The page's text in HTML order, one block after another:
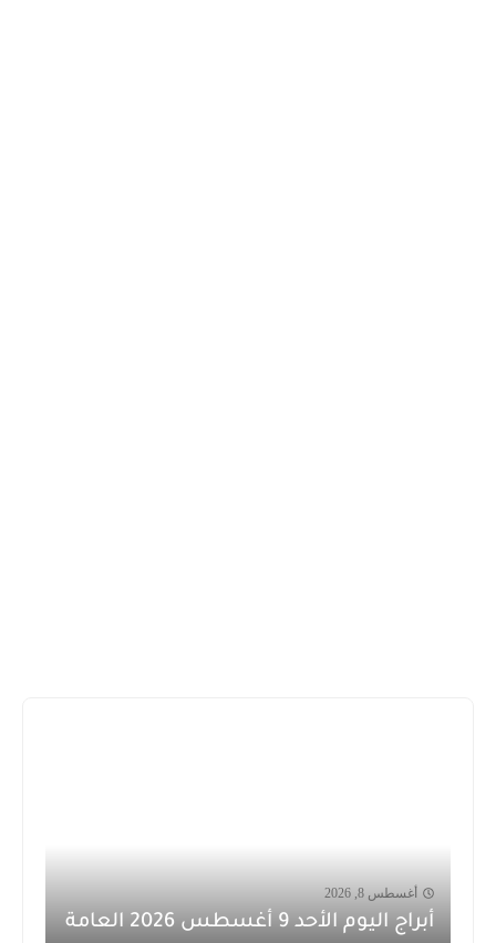
أغسطس 8, 2026
أبراج اليوم الأحد 9 أغسطس 2026 العامة